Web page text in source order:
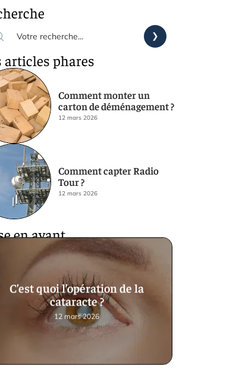
articles phares
Comment monter un
carton de déménagement ?
12 mars 2026
Comment capter Radio
Tour ?
12 mars 2026
en avant
C’est quoi l’opération de la
cataracte ?
12 mars 2026